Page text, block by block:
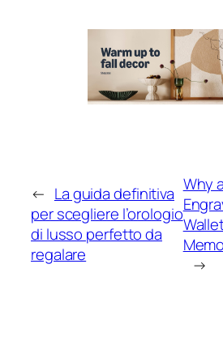
← La guida definitiva
per scegliere l’orologio
di lusso perfetto da
regalare
Why
→